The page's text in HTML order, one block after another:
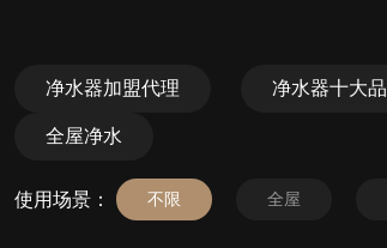
净水器加盟代理 净水器十大
全屋净水
使用场景： 不限 全屋